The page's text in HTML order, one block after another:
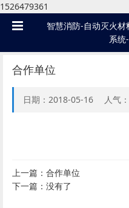
1526479361
智慧消防-自动灭火
系统
合作单位
日期：2018-05-16 人气：
上一篇： 合作单位
下一篇：没有了